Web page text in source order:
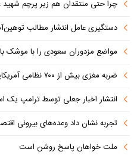
چرا حتی منتقدان هم زیر پرچم شهید
دستگیری عامل انتشار مطالب
مواضع مزدوران سعودی را با موشک
ضربه مغزی بیش از ۷۰۰ نظامی آمریکایی در حملات ایران
انتشار اخبار جعلی توسط ترامپ
تجربه نشان داد وعده‌های بیرونی
ملت خواهان پاسخ روشن است